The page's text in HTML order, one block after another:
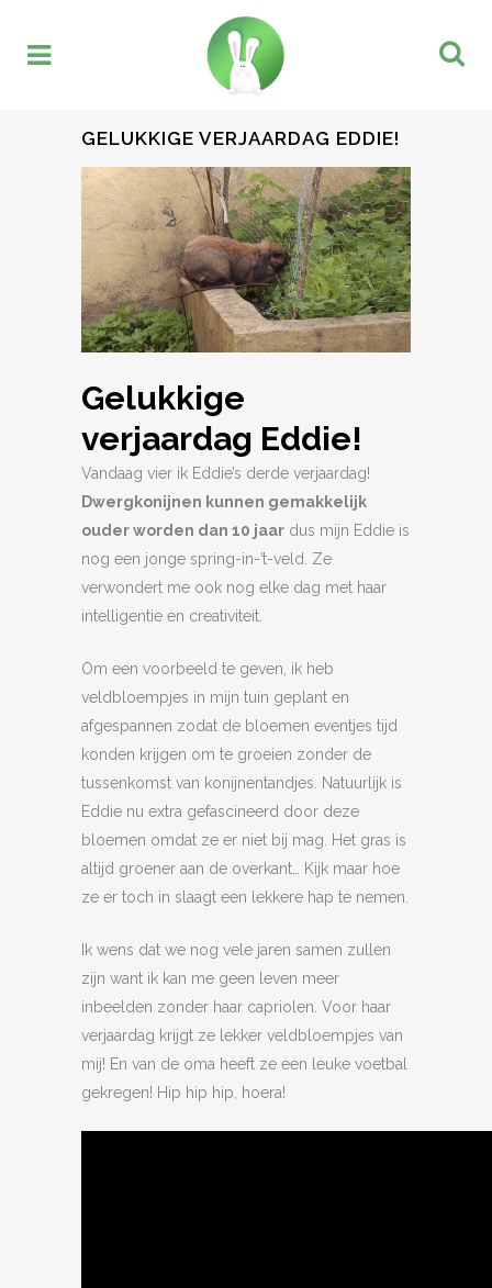
GELUKKIGE VERJAARDAG EDDIE!
Gelukkige
verjaardag Eddie!
Vandaag vier ik Eddie’s derde verjaardag!
Dwergkonijnen kunnen gemakkelijk
ouder worden dan 10 jaar dus mijn Eddie is
nog een jonge spring-in-’t-veld. Ze
verwondert me ook nog elke dag met haar
intelligentie en creativiteit.
Om een voorbeeld te geven, ik heb
veldbloempjes in mijn tuin geplant en
afgespannen zodat de bloemen eventjes tijd
konden krijgen om te groeien zonder de
tussenkomst van konijnentandjes. Natuurlijk is
Eddie nu extra gefascineerd door deze
bloemen omdat ze er niet bij mag. Het gras is
altijd groener aan de overkant… Kijk maar hoe
ze er toch in slaagt een lekkere hap te nemen.
Ik wens dat we nog vele jaren samen zullen
zijn want ik kan me geen leven meer
inbeelden zonder haar capriolen. Voor haar
verjaardag krijgt ze lekker veldbloempjes van
mij! En van de oma heeft ze een leuke voetbal
gekregen! Hip hip hip, hoera!